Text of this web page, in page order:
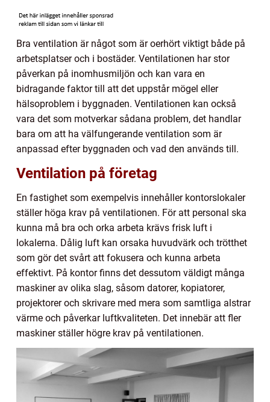
Bra ventilation är något som är oerhört viktigt både på
arbetsplatser och i bostäder. Ventilationen har stor
påverkan på inomhusmiljön och kan vara en
bidragande faktor till att det uppstår mögel eller
hälsoproblem i byggnaden. Ventilationen kan också
vara det som motverkar sådana problem, det handlar
bara om att ha välfungerande ventilation som är
anpassad efter byggnaden och vad den används till.
Ventilation på företag
En fastighet som exempelvis innehåller kontorslokaler
ställer höga krav på ventilationen. För att personal ska
kunna må bra och orka arbeta krävs frisk luft i
lokalerna. Dålig luft kan orsaka huvudvärk och trötthet
som gör det svårt att fokusera och kunna arbeta
effektivt. På kontor finns det dessutom väldigt många
maskiner av olika slag, såsom datorer, kopiatorer,
projektorer och skrivare med mera som samtliga alstrar
värme och påverkar luftkvaliteten. Det innebär att fler
maskiner ställer högre krav på ventilationen.